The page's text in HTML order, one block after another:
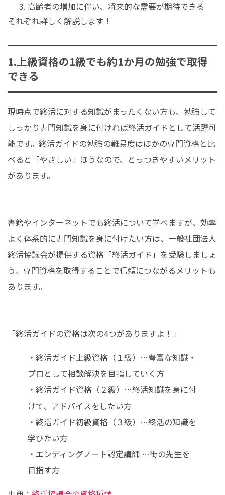
高齢者の増加に伴い、将来的な需要が期待できる
それぞれ詳しく解説します！
1.上級資格の1級でも約1か月の勉強で取得
できる
現時点で終活に対する知識がまったくない方も、勉強して
しっかり専門知識を身に付ければ終活ガイドとして活躍可
能です。終活ガイドの勉強の難易度はほかの専門資格と比
べると「やさしい」ほうなので、とっつきやすいメリット
があります。
書籍やインターネットでも終活について学べますが、効率
よく体系的に専門知識を身に付けたい方は、一般社団法人
終活協議会が提供する資格「終活ガイド」を受験しましょ
う。専門資格を取得することで信頼につながるメリットも
あります。
「終活ガイドの資格は次の4つがありますよ！」
・終活ガイド上級資格（１級）…豊富な知識・
プロとして相談解決を目指していく方
・終活ガイド資格（２級）…終活知識を身に付
けて、アドバイスをしたい方
・終活ガイド初級資格（３級）…終活の知識を
学びたい方
・エンディングノート認定講師 …街の先生を
目指す方